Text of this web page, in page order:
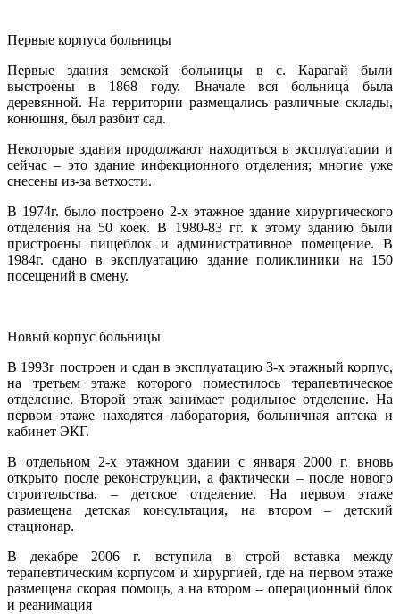
Первые корпуса больницы
Первые здания земской больницы в с. Карагай были
выстроены в 1868 году. Вначале вся больница была
деревянной. На территории размещались различные склады,
конюшня, был разбит сад.
Некоторые здания продолжают находиться в эксплуатации и
сейчас – это здание инфекционного отделения; многие уже
снесены из-за ветхости.
В 1974г. было построено 2-х этажное здание хирургического
отделения на 50 коек. В 1980-83 гг. к этому зданию были
пристроены пищеблок и административное помещение. В
1984г. сдано в эксплуатацию здание поликлиники на 150
посещений в смену.
Новый корпус больницы
В 1993г построен и сдан в эксплуатацию 3-х этажный корпус,
на третьем этаже которого поместилось терапевтическое
отделение. Второй этаж занимает родильное отделение. На
первом этаже находятся лаборатория, больничная аптека и
кабинет ЭКГ.
В отдельном 2-х этажном здании с января 2000 г. вновь
открыто после реконструкции, а фактически – после нового
строительства, – детское отделение. На первом этаже
размещена детская консультация, на втором – детский
стационар.
В декабре 2006 г. вступила в строй вставка между
терапевтическим корпусом и хирургией, где на первом этаже
размещена скорая помощь, а на втором – операционный блок
и реанимация